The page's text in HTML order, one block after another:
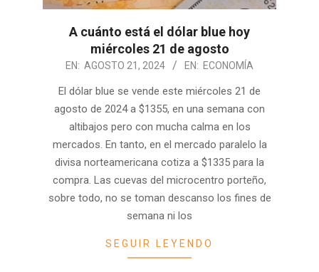
A cuánto está el dólar blue hoy
miércoles 21 de agosto
2024-EN: AGOSTO 21, 2024 EN: ECONOMÍA
El dólar blue se vende este miércoles 21 de
agosto de 2024 a $1355, en una semana con
altibajos pero con mucha calma en los
mercados. En tanto, en el mercado paralelo la
divisa norteamericana cotiza a $1335 para la
compra. Las cuevas del microcentro porteño,
sobre todo, no se toman descanso los fines de
semana ni los
SEGUIR LEYENDO